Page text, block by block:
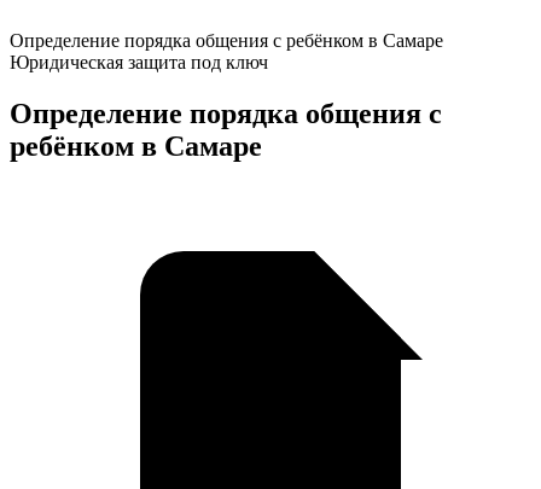
Определение
порядка
с
ребёнком
в
Определение порядка общения с ребёнком в Самаре
Юридическая защита под ключ
Определение порядка общения с
ребёнком в Самаре